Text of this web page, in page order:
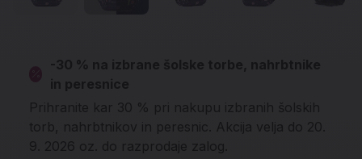
-30 % na izbrane šolske torbe, nahrbtnike
in peresnice
Prihranite kar 30 % pri nakupu izbranih šolskih
torb, nahrbtnikov in peresnic. Akcija velja do 20.
9. 2026 oz. do razprodaje zalog.